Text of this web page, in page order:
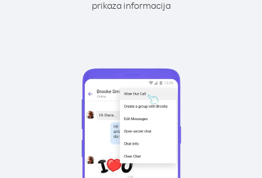
prikaza informacija